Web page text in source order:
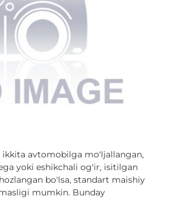
ikkita avtomobilga mo'ljallangan,
yoki eshikchali og'ir, isitilgan
bo'lsa, standart maishiy
mumkin. Bunday